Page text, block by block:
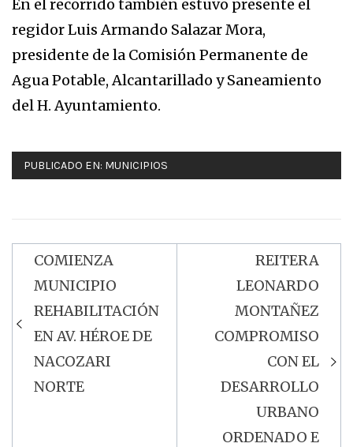
En el recorrido también estuvo presente el
regidor Luis Armando Salazar Mora,
presidente de la Comisión Permanente de
Agua Potable, Alcantarillado y Saneamiento
del H. Ayuntamiento.
PUBLICADO EN: MUNICIPIOS
Navegación
de
entradas
COMIENZA
MUNICIPIO
REHABILITACIÓN
EN AV. HÉROE DE
NACOZARI
NORTE
REITERA
LEONARDO
MONTAÑEZ
COMPROMISO
CON EL
DESARROLLO
URBANO
ORDENADO E